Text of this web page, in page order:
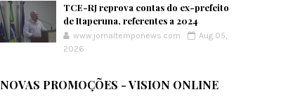
TCE-RJ reprova contas do ex-prefeito
de Itaperuna, referentes a 2024
www.jornaltemponews.com
Aug 05,
2026
NOVAS PROMOÇÕES - VISION ONLINE